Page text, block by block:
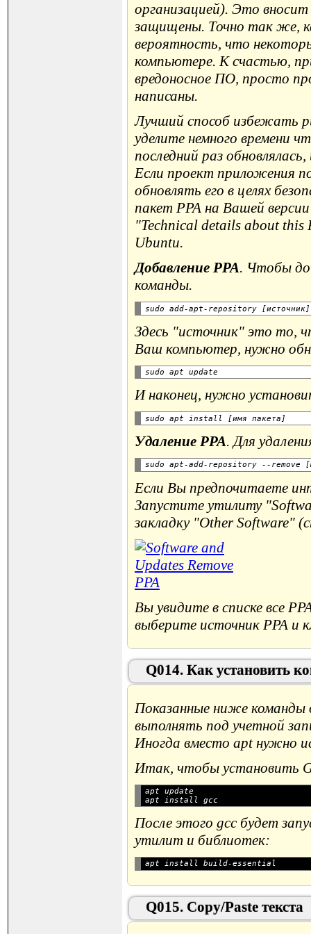
организацией). Это
защищены. Точно так же,
вероятность, что
компьютере. К счастью,
вредоносное ПО, просто
написаны.
Лучший способ избежать
уделите немного времени
последний раз
Если проект приложения
обновлять его в целях
пакет PPA на Вашей
"Technical details about this
Ubuntu.
Добавление PPA. Чтобы
команды.
Здесь "источник" это то,
Ваш компьютер, нужно
И наконец, нужно
Удаление PPA. Для
Если Вы предпочитаете
Запустите утилиту
закладку "Other Software"
Вы увидите в списке все
выберите источник PPA и
Q014. Как установить
Показанные ниже команды
выполнять под учетной
Иногда вместо apt нужно
Итак, чтобы установить
apt update
После этого gcc будет
утилит и библиотек:
Q015. Copy/Paste текста